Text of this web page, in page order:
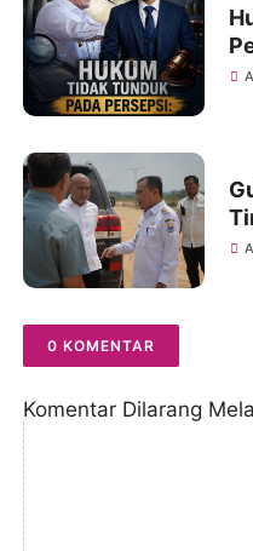
0 KOMENTAR
Komentar Dilarang